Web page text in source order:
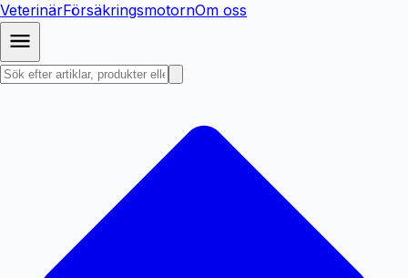
VeterinärFörsäkringsmotornOm oss